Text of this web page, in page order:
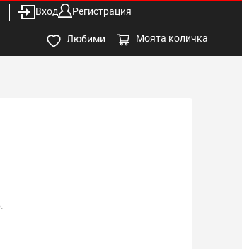
Вход Регистрация
Любими Моята количка